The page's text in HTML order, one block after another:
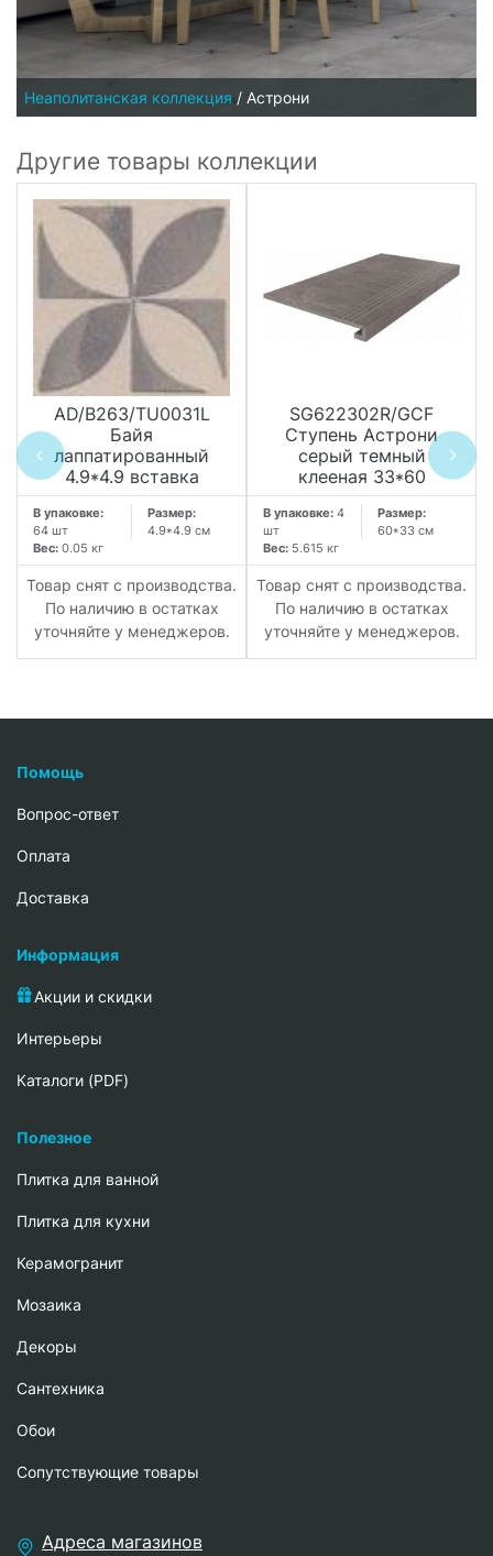
Неаполитанская коллекция / Астрони
Другие товары коллекции
AD/B263/TU0031L
Байя
лаппатированный
4.9*4.9 вставка
В упаковке:
64 шт
Размер:
4.9*4.9 см
Вес: 0.05 кг
Товар снят с производства.
По наличию в остатках
уточняйте у менеджеров.
SG622302R/GCF
Ступень Астрони
серый темный
клееная 33*60
В упаковке: 4
шт
Размер:
60*33 см
Вес: 5.615 кг
Товар снят с производства.
По наличию в остатках
уточняйте у менеджеров.
Помощь
Вопрос-ответ
Oплата
Доставка
Информация
Акции и скидки
Интерьеры
Каталоги (PDF)
Полезное
Плитка для ванной
Плитка для кухни
Керамогранит
Мозаика
Декоры
Сантехника
Обои
Сопутствующие товары
Адреса магазинов